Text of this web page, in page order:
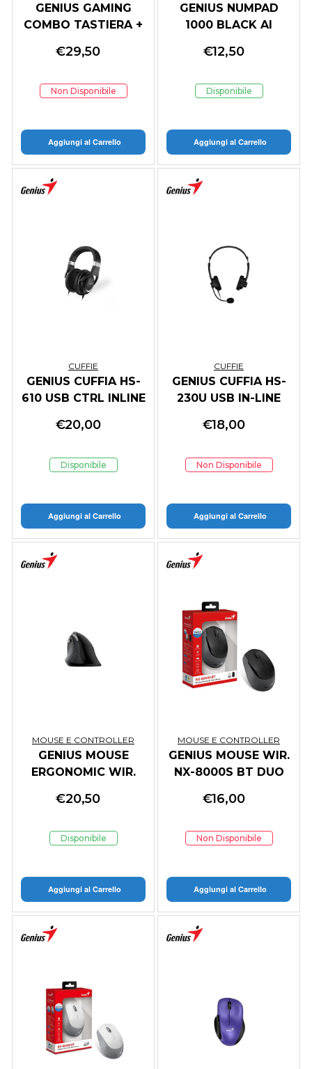
GENIUS GAMING
COMBO TASTIERA +
KM-GX6 IT
€29,50
Non Disponibile
Aggiungi al Carrello
GENIUS NUMPAD
1000 BLACK AI
€12,50
Disponibile
Aggiungi al Carrello
CUFFIE
GENIUS CUFFIA HS-
610 USB CTRL INLINE
ANDROID/iPHONE
€20,00
Disponibile
Aggiungi al Carrello
CUFFIE
GENIUS CUFFIA HS-
230U USB IN-LINE
€18,00
Non Disponibile
Aggiungi al Carrello
MOUSE E CONTROLLER
GENIUS MOUSE
ERGONOMIC WIR.
VERTICALE +
SILVER GRAY/
€20,50
Disponibile
Aggiungi al Carrello
MOUSE E CONTROLLER
GENIUS MOUSE WIR.
NX-8000S BT DUO
5.3+2.4Ghz)
€16,00
Non Disponibile
Aggiungi al Carrello